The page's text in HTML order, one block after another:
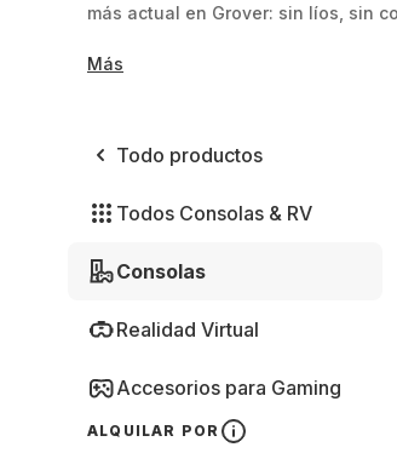
más actual en Grover: sin líos, sin
Más
Todo productos
Todos Consolas & RV
Consolas
Realidad Virtual
Accesorios para Gaming
ALQUILAR POR